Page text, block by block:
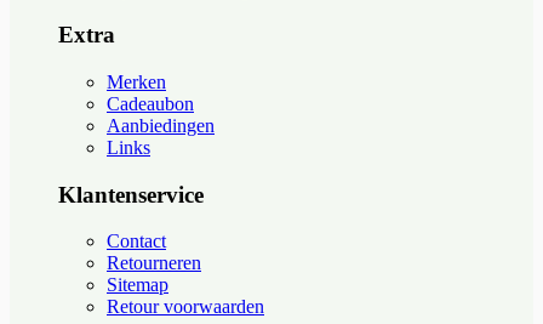
Extra
Merken
Cadeaubon
Aanbiedingen
Links
Klantenservice
Contact
Retourneren
Sitemap
Retour voorwaarden